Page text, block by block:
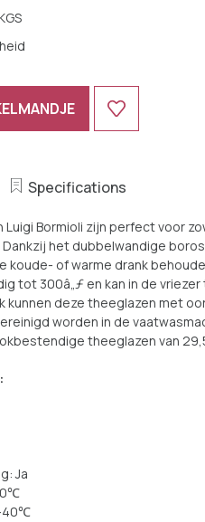
Specifications
Bormioli zijn perfect voor
het dubbelwandige
koude- of warme drank
tot 300â„ƒ en kan in de
deze theeglazen met
worden in de
theeglazen van
Ja
-40℃